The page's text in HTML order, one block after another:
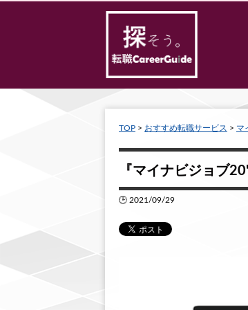
TOP > おすすめ転職サービス > マ
『マイナビジョブ
🕒 2021/09/29